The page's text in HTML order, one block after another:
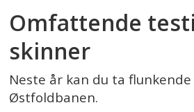
Omfattende
skinner
Neste år kan du ta
Østfoldbanen.